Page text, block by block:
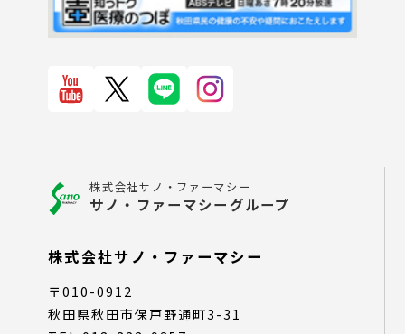
株式会社サノ・ファーマシー
サノ・ファーマシーグループ
株式会社サノ・ファーマシー
〒010-0912
秋田県秋田市保戸野通町3-31